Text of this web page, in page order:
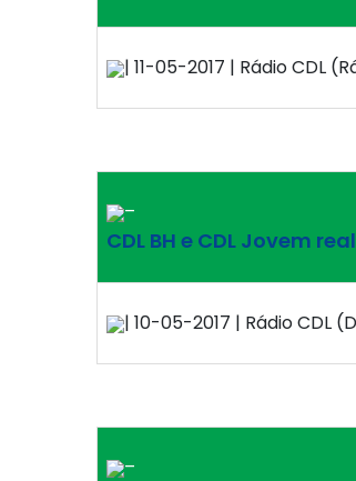
| 11-05-2017 | Rádio CDL
–
CDL BH e CDL Jovem
| 10-05-2017 | Rádio CDL
–